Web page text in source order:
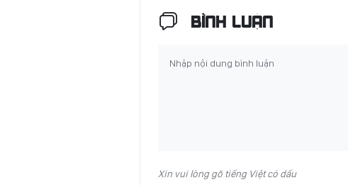
BÌNH LUẬN
Xin vui lòng gõ tiếng Việt có dấu